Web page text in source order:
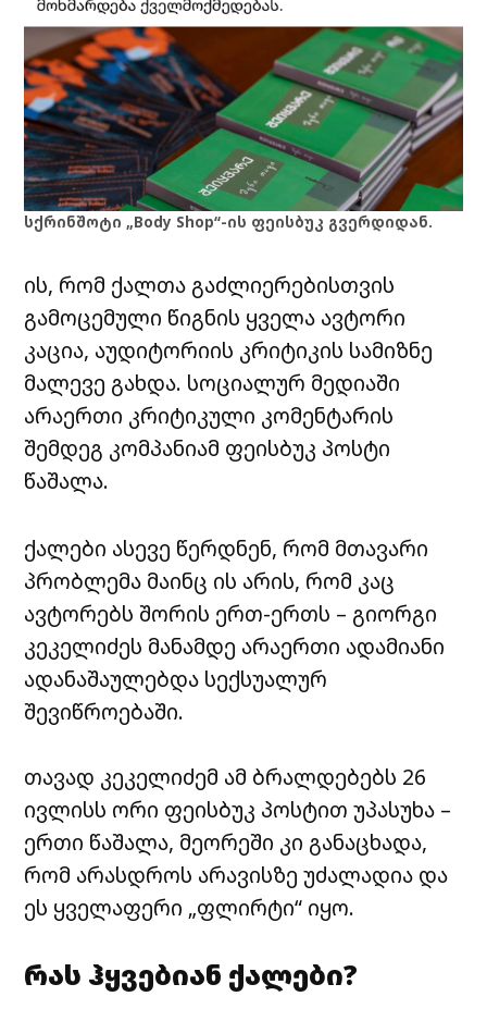
სქრინშოტი „Body Shop“-ის ფეისბუკ გვერდიდან.
ის, რომ ქალთა გაძლიერებისთვის
გამოცემული წიგნის ყველა ავტორი
კაცია, აუდიტორიის კრიტიკის სამიზნე
მალევე გახდა. სოციალურ მედიაში
არაერთი კრიტიკული კომენტარის
შემდეგ კომპანიამ ფეისბუკ პოსტი
წაშალა.
ქალები ასევე წერდნენ, რომ მთავარი
პრობლემა მაინც ის არის, რომ კაც
ავტორებს შორის ერთ-ერთს – გიორგი
კეკელიძეს მანამდე არაერთი ადამიანი
ადანაშაულებდა სექსუალურ
შევიწროებაში.
თავად კეკელიძემ ამ ბრალდებებს 26
ივლისს ორი ფეისბუკ პოსტით უპასუხა –
ერთი წაშალა, მეორეში კი განაცხადა,
რომ არასდროს არავისზე უძალადია და
ეს ყველაფერი „ფლირტი“ იყო.
რას ჰყვებიან ქალები?